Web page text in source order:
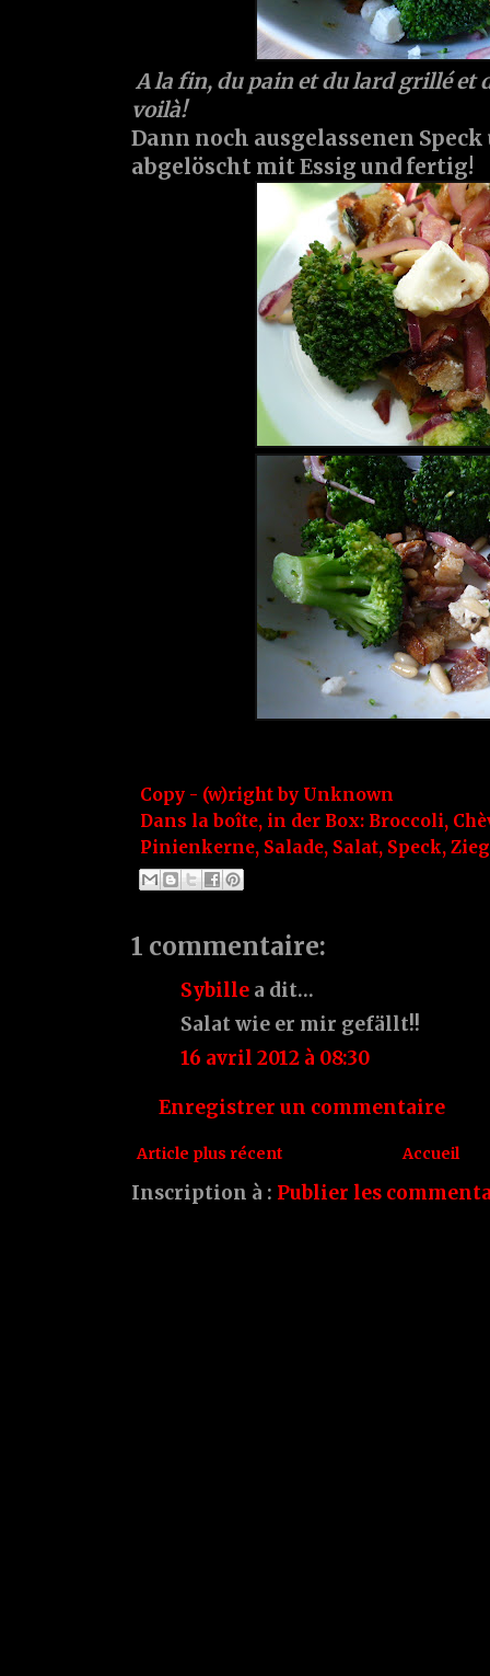
A la fin, du pain et du lard grillé et
voilà!
Dann noch ausgelassenen
abgelöscht mit Essig und fertig!
Copy - (w)right by Unknown
Dans la boîte, in der Box: Broccoli,
Pinienkerne, Salade, Salat, Speck,
1 commentaire:
Sybille a dit…
Salat wie er mir gefällt!!
16 avril 2012 à 08:30
Enregistrer un commentaire
Article plus récent Accueil
Inscription à : Publier les